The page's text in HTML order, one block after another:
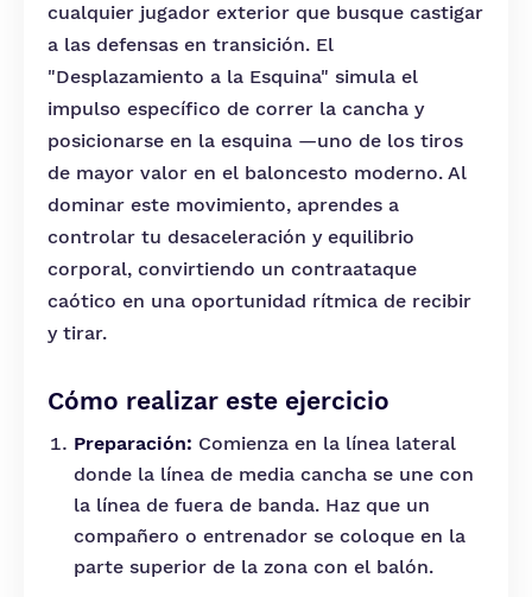
cualquier jugador exterior que busque castigar
a las defensas en transición. El
"Desplazamiento a la Esquina" simula el
impulso específico de correr la cancha y
posicionarse en la esquina —uno de los tiros
de mayor valor en el baloncesto moderno. Al
dominar este movimiento, aprendes a
controlar tu desaceleración y equilibrio
corporal, convirtiendo un contraataque
caótico en una oportunidad rítmica de recibir
y tirar.
Cómo realizar este ejercicio
Preparación: Comienza en la línea lateral
donde la línea de media cancha se une con
la línea de fuera de banda. Haz que un
compañero o entrenador se coloque en la
parte superior de la zona con el balón.